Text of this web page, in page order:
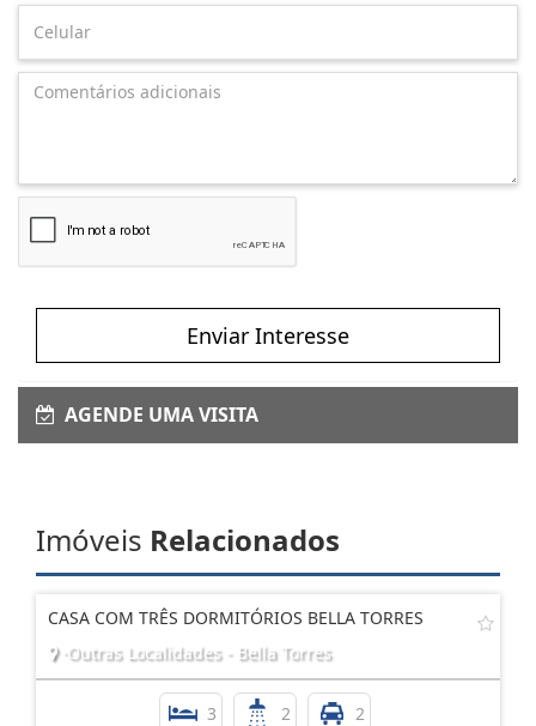
Enviar Interesse
AGENDE UMA VISITA
Imóveis Relacionados
CASA COM TRÊS DORMITÓRIOS BELLA TORRES
·Outras Localidades - Bella Torres
3 2 2